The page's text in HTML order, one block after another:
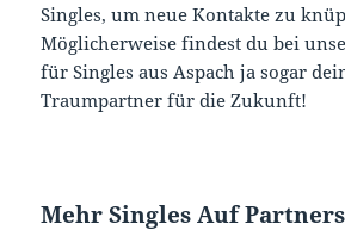
Singles, um neue Kontakte zu
Möglicherweise findest du bei
für Singles aus Aspach ja sogar
Traumpartner für die Zukunft!
Mehr Singles Auf